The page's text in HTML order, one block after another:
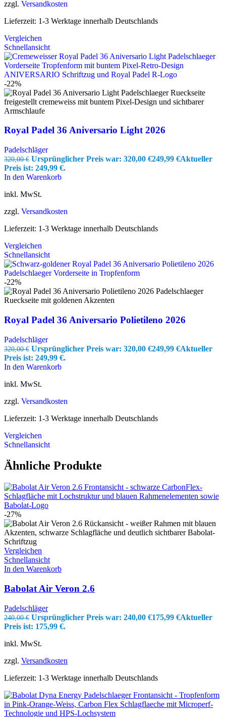
zzgl. Versandkosten
Lieferzeit: 1-3 Werktage innerhalb Deutschlands
Vergleichen
Schnellansicht
-22%
Royal Padel 36 Aniversario Light 2026
Padelschläger
320,00€ Ursprünglicher Preis war: 320,00 €249,99 €Aktueller
Preis ist: 249,99 €.
In den Warenkorb
inkl. MwSt.
zzgl. Versandkosten
Lieferzeit: 1-3 Werktage innerhalb Deutschlands
Vergleichen
Schnellansicht
-22%
Royal Padel 36 Aniversario Polietileno 2026
Padelschläger
320,00€ Ursprünglicher Preis war: 320,00 €249,99 €Aktueller
Preis ist: 249,99 €.
In den Warenkorb
inkl. MwSt.
zzgl. Versandkosten
Lieferzeit: 1-3 Werktage innerhalb Deutschlands
Vergleichen
Schnellansicht
Ähnliche Produkte
-27%
Vergleichen
Schnellansicht
In den Warenkorb
Babolat Air Veron 2.6
Padelschläger
240,00€ Ursprünglicher Preis war: 240,00 €175,99 €Aktueller
Preis ist: 175,99 €.
inkl. MwSt.
zzgl. Versandkosten
Lieferzeit: 1-3 Werktage innerhalb Deutschlands